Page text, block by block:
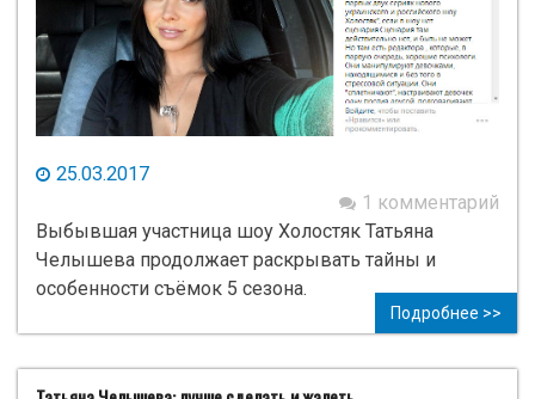
25.03.2017
1 комментарий
Выбывшая участница шоу Холостяк Татьяна
Челышева продолжает раскрывать тайны и
особенности съёмок 5 сезона.
Подробнее >>